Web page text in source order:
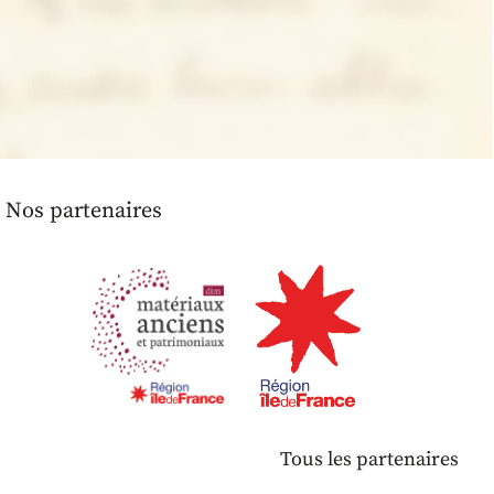
Nos partenaires
Tous les partenaires